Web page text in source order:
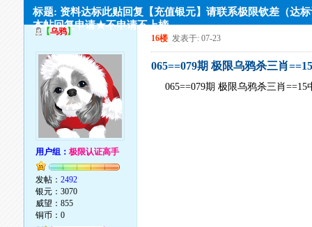
标题: 资料达标此贴回复【充值银元】请联系极限钦差（达
本帖回复申请★不申请不上榜
【乌鸦】
用户组：极限认证高手
发帖：2492
银元：3070
威望：855
铜币：0
16楼 发表于: 07-23
065==079期 极限乌鸦杀三肖
065==079期 极限乌鸦杀三肖==15